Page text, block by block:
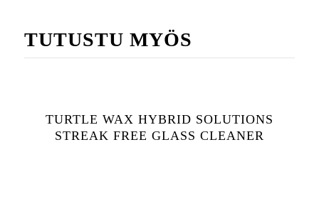
TUTUSTU MYÖS
TURTLE WAX HYBRID SOLUTIONS
STREAK FREE GLASS CLEANER